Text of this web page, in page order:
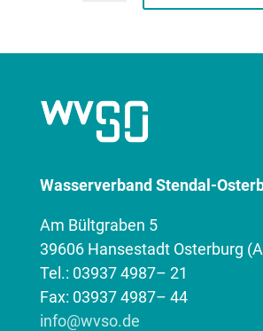
Wasserverband Stendal-
Am Bültgraben 5
39606 Hansestadt Osterburg
Tel.: 03937 4987– 21
Fax: 03937 4987– 44
info@wvso.de